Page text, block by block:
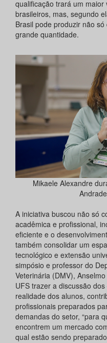
qualificação trará um
brasileiros, mas, segundo
Brasil pode produzir não
grande quantidade.
Mikaele Alexandre
A iniciativa buscou não só
acadêmica e profissional,
eficiente e o
também consolidar um
tecnológico e extensão
simpósio e professor do
Veterinária (DMV),
UFS trazer a discussão
realidade dos alunos,
profissionais preparados
demandas do setor, “para
encontrem um mercado
qual estão sendo